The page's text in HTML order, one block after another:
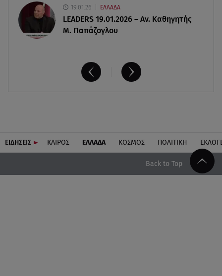
19.01.26 ΕΛΛΑΔΑ
LEADERS 19.01.2026 – Αν. Καθηγητής
Μ. Παπάζογλου
ΕΙΔΗΣΕΙΣ ΚΑΙΡΟΣ ΕΛΛΑΔΑ ΚΟΣΜΟΣ ΠΟΛΙΤΙΚΗ
Back to Top